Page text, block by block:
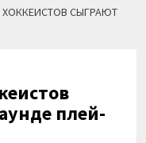
СЫГРАЮТ
плей-